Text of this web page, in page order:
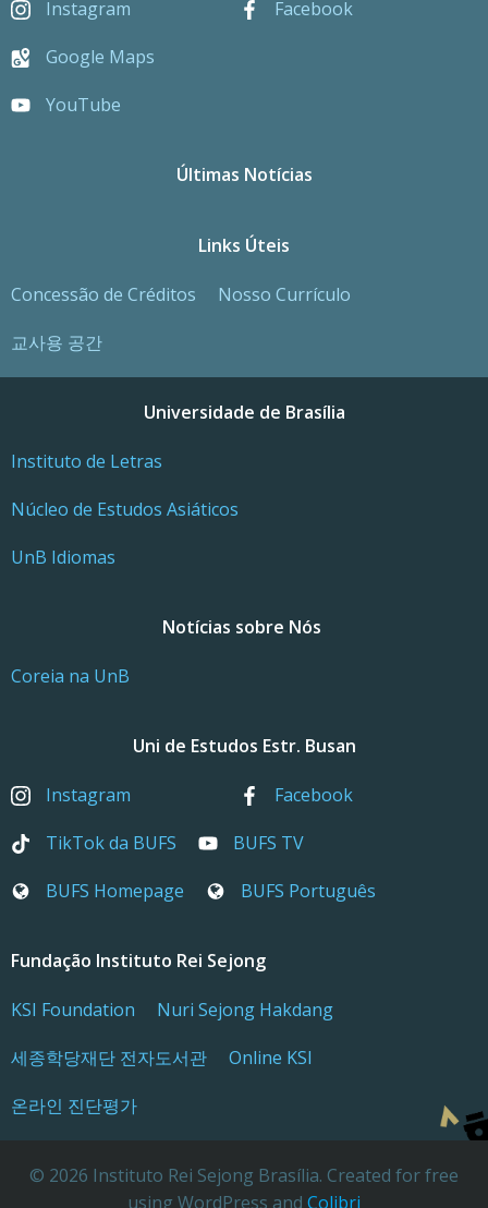
Instagram
Facebook
Google Maps
YouTube
Últimas Notícias
Links Úteis
Concessão de Créditos
Nosso Currículo
교사용 공간
Universidade de Brasília
Instituto de Letras
Núcleo de Estudos Asiáticos
UnB Idiomas
Notícias sobre Nós
Coreia na UnB
Uni de Estudos Estr. Busan
Instagram
Facebook
TikTok da BUFS
BUFS TV
BUFS Homepage
BUFS Português
Fundação Instituto Rei Sejong
KSI Foundation
Nuri Sejong Hakdang
세종학당재단 전자도서관
Online KSI
온라인 진단평가
© 2026 Instituto Rei Sejong Brasília. Created for free
using WordPress and Colibri